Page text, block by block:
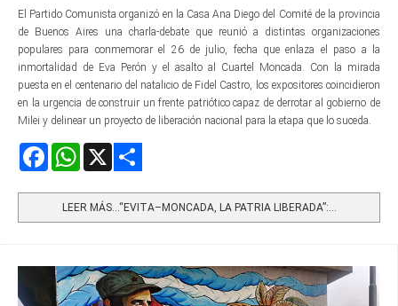
El Partido Comunista organizó en la Casa Ana Diego del Comité de la provincia
de Buenos Aires una charla-debate que reunió a distintas organizaciones
populares para conmemorar el 26 de julio, fecha que enlaza el paso a la
inmortalidad de Eva Perón y el asalto al Cuartel Moncada. Con la mirada
puesta en el centenario del natalicio de Fidel Castro, los expositores coincidieron
en la urgencia de construir un frente patriótico capaz de derrotar al gobierno de
Milei y delinear un proyecto de liberación nacional para la etapa que lo suceda.
FacebookWhatsApp
LEER MÁS…“EVITA–MONCADA, LA PATRIA LIBERADA”:...